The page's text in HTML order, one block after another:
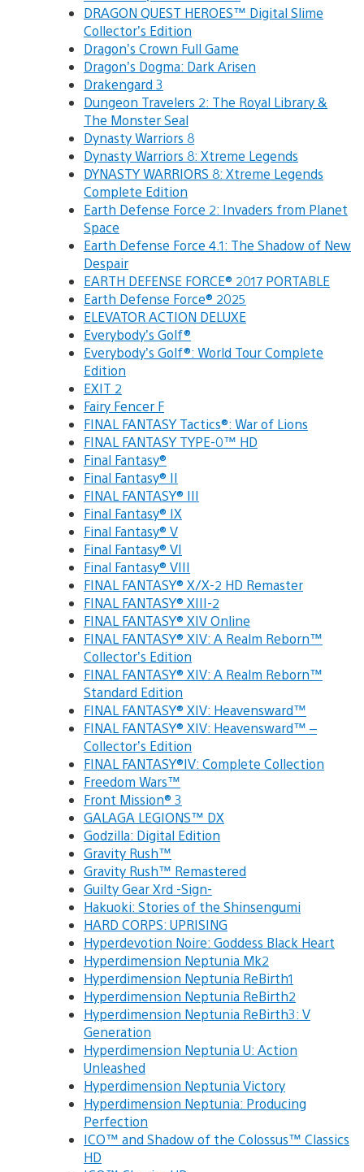
DRAGON QUEST HEROES™ Digital Slime
Collector’s Edition
Dragon’s Crown Full Game
Dragon’s Dogma: Dark Arisen
Drakengard 3
Dungeon Travelers 2: The Royal Library &
The Monster Seal
Dynasty Warriors 8
Dynasty Warriors 8: Xtreme Legends
DYNASTY WARRIORS 8: Xtreme Legends
Complete Edition
Earth Defense Force 2: Invaders from Planet
Space
Earth Defense Force 4.1: The Shadow of New
Despair
EARTH DEFENSE FORCE® 2017 PORTABLE
Earth Defense Force® 2025
ELEVATOR ACTION DELUXE
Everybody’s Golf®
Everybody’s Golf®: World Tour Complete
Edition
EXIT 2
Fairy Fencer F
FINAL FANTASY Tactics®: War of Lions
FINAL FANTASY TYPE-0™ HD
Final Fantasy®
Final Fantasy® II
FINAL FANTASY® III
Final Fantasy® IX
Final Fantasy® V
Final Fantasy® VI
Final Fantasy® VIII
FINAL FANTASY® X/X-2 HD Remaster
FINAL FANTASY® XIII-2
FINAL FANTASY® XIV Online
FINAL FANTASY® XIV: A Realm Reborn™
Collector’s Edition
FINAL FANTASY® XIV: A Realm Reborn™
Standard Edition
FINAL FANTASY® XIV: Heavensward™
FINAL FANTASY® XIV: Heavensward™ –
Collector’s Edition
FINAL FANTASY®IV: Complete Collection
Freedom Wars™
Front Mission® 3
GALAGA LEGIONS™ DX
Godzilla: Digital Edition
Gravity Rush™
Gravity Rush™ Remastered
Guilty Gear Xrd -Sign-
Hakuoki: Stories of the Shinsengumi
HARD CORPS: UPRISING
Hyperdevotion Noire: Goddess Black Heart
Hyperdimension Neptunia Mk2
Hyperdimension Neptunia ReBirth1
Hyperdimension Neptunia ReBirth2
Hyperdimension Neptunia ReBirth3: V
Generation
Hyperdimension Neptunia U: Action
Unleashed
Hyperdimension Neptunia Victory
Hyperdimension Neptunia: Producing
Perfection
ICO™ and Shadow of the Colossus™ Classics
HD